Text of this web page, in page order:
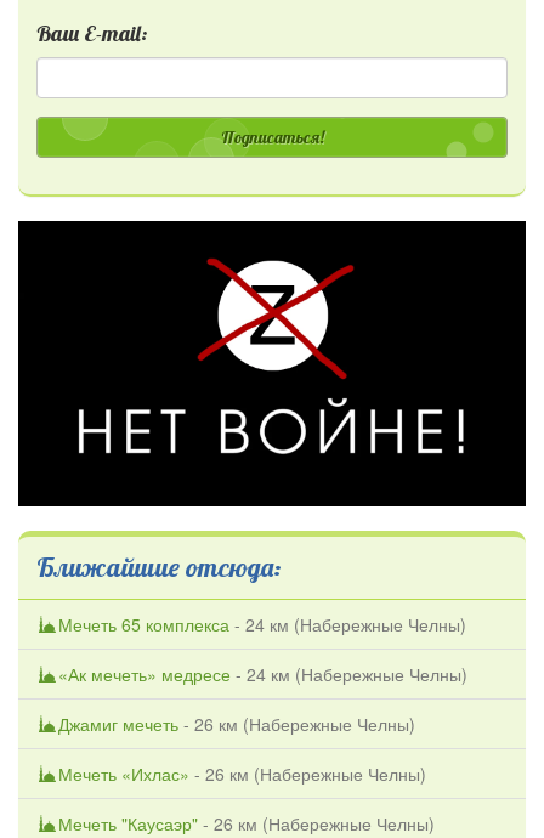
Ваш E-mail:
Подписаться!
Ближайшие отсюда:
Мечеть 65 комплекса - 24 км (Набережные Челны)
«Ак мечеть» медресе - 24 км (Набережные Челны)
Джамиг мечеть - 26 км (Набережные Челны)
Мечеть «Ихлас» - 26 км (Набережные Челны)
Мечеть "Каусаэр" - 26 км (Набережные Челны)